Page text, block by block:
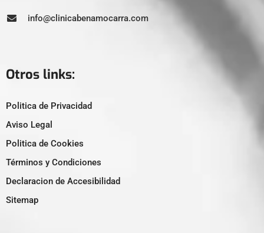
info@clinicabenamocarra.com
Otros links:
Politica de Privacidad
Aviso Legal
Politica de Cookies
Términos y Condiciones
Declaracion de Accesibilidad
Sitemap